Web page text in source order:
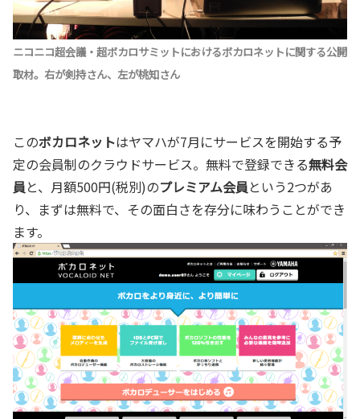
ニコニコ超会議・超ボカロサミットにおけるボカロネットに関する公開
取材。右が剣持さん、左が桃知さん
このボカロネットはヤマハが7月にサービスを開始する予
定の会員制のクラウドサービス。無料で登録できる無料会
員と、月額500円(税別)のプレミアム会員という2つがあ
り、まずは無料で、その面白さを存分に味わうことができ
ます。